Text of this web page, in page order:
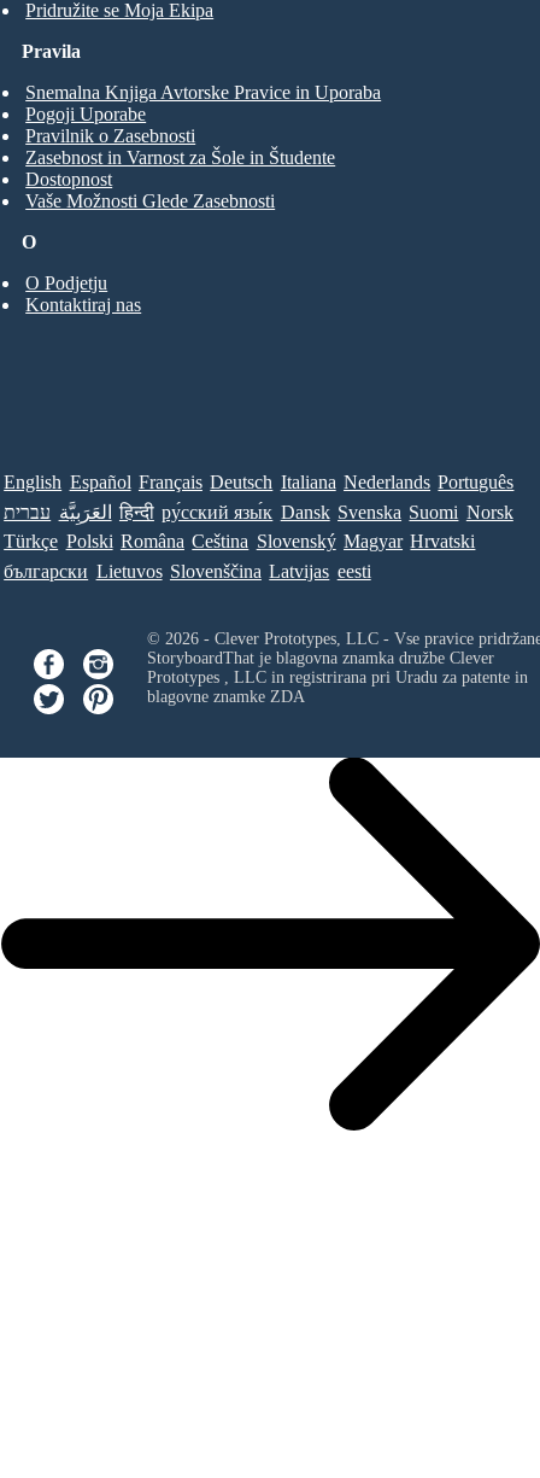
Pridružite se Moja Ekipa
O
O Podjetju
Kontaktiraj nas
Pravila
Snemalna Knjiga Avtorske Pravice in Uporaba
Pogoji Uporabe
Pravilnik o Zasebnosti
Zasebnost in Varnost za Šole in Študente
Dostopnost
Vaše Možnosti Glede Zasebnosti
English Español Français Deutsch Italiana Nederlands Português
עברית العَرَبِيَّة हिन्दी ру́сский язы́к Dansk Svenska Suomi Norsk
Türkçe Polski Româna Ceština Slovenský Magyar Hrvatski
български Lietuvos Slovenščina Latvijas eesti
© 2026 - Clever Prototypes, LLC - Vse pravice
StoryboardThat je blagovna znamka družbe Clever
Prototypes , LLCin registrirana pri Uradu za patente in
blagovne znamke ZDA